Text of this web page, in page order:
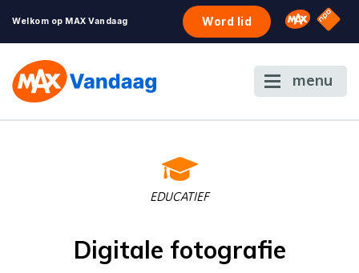
Welkom op MAX Vandaag Word lid Omroep
NPO
menu
EDUCATIEF
Digitale fotografie